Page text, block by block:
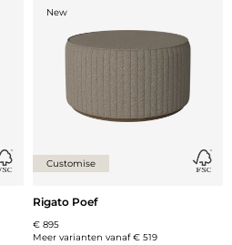
Voeg {0} toe aan de lijst
New
Customise
Rigato Poef
€ 895
Meer varianten vanaf€ 519